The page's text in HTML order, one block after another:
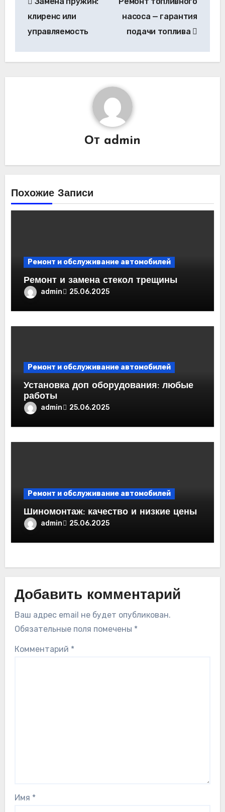
по
записям
клиренс или
управляемость
насоса — гарантия
подачи топлива
От admin
Похожие Записи
Ремонт и обслуживание автомобилей
Ремонт и замена стекол трещины
admin 25.06.2025
Ремонт и обслуживание автомобилей
Установка доп оборудования: любые
работы
admin 25.06.2025
Ремонт и обслуживание автомобилей
Шиномонтаж: качество и низкие цены
admin 25.06.2025
Добавить комментарий
Ваш адрес email не будет опубликован.
Обязательные поля помечены *
Комментарий *
Имя *